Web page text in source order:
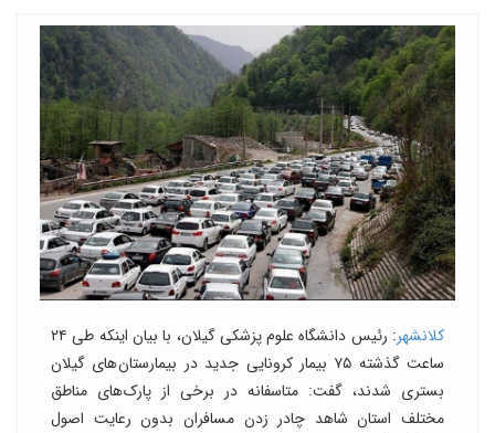
کلانشهر
: رئیس دانشگاه علوم پزشکی گیلان، با بیان اینکه طی ۲۴
ساعت گذشته ۷۵ بیمار کرونایی جدید در بیمارستان های گیلان
بستری شدند، گفت: متاسفانه در برخی از پارک های مناطق
مختلف استان شاهد چادر زدن مسافران بدون رعایت اصول